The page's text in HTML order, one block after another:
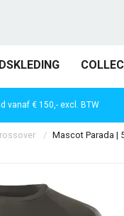
vanaf € 150,- excl. BTW
Mascot Parada |